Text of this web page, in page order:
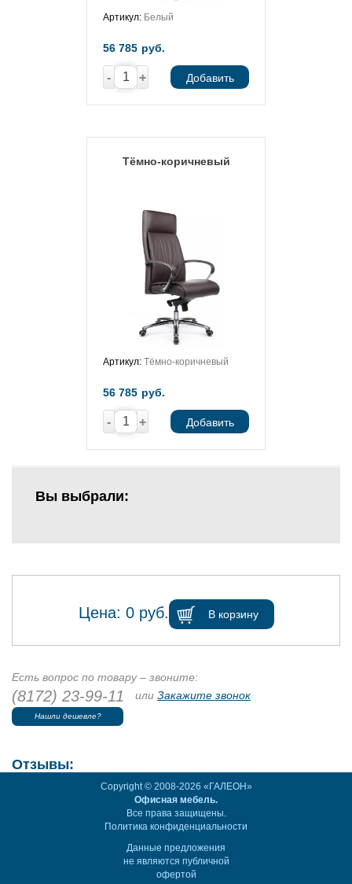
Артикул: Белый
56 785 руб.
- + Добавить
Тёмно-коричневый
Артикул: Тёмно-коричневый
56 785 руб.
- + Добавить
Вы выбрали:
Цена: 0руб. В корзину
Есть вопрос по товару – звоните:
(8172) 23-99-11 или Закажите звонок
Нашли дешевле?
Отзывы:
Copyright © 2008-2026 «ГАЛЕОН»
Офисная мебель.
Все права защищены.
Политика конфиденциальности
Данные предложения
не являются публичной
офертой